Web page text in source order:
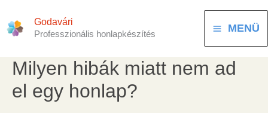
to
Godavári
Professzionális honlapkészítés
MENÜ
Milyen hibák miatt nem ad
el egy honlap?